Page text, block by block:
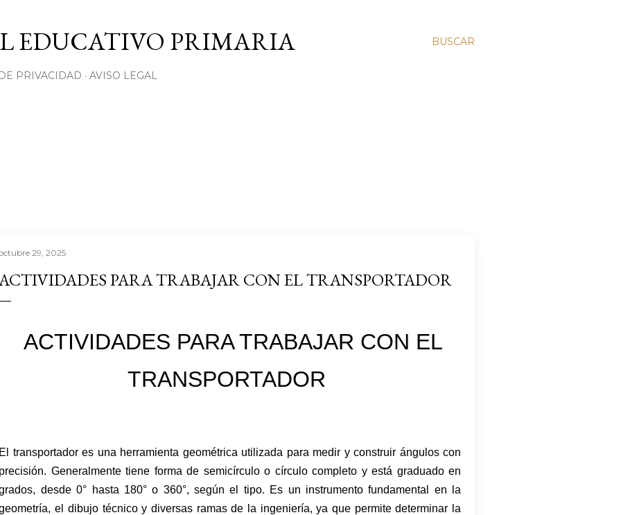
BUSCAR
EDUCATIVO PRIMARIA
PRIVACIDAD AVISO LEGAL
29, 2025
PARA TRABAJAR CON EL TRANSPORTADOR
ACTIVIDADES PARA TRABAJAR CON EL
TRANSPORTADOR
transportador es una herramienta geométrica utilizada para medir y construir ángulos con
Generalmente tiene forma de semicírculo o círculo completo y está graduado en
desde 0° hasta 180° o 360°, según el tipo. Es un instrumento fundamental en la
el dibujo técnico y diversas ramas de la ingeniería, ya que permite determinar la